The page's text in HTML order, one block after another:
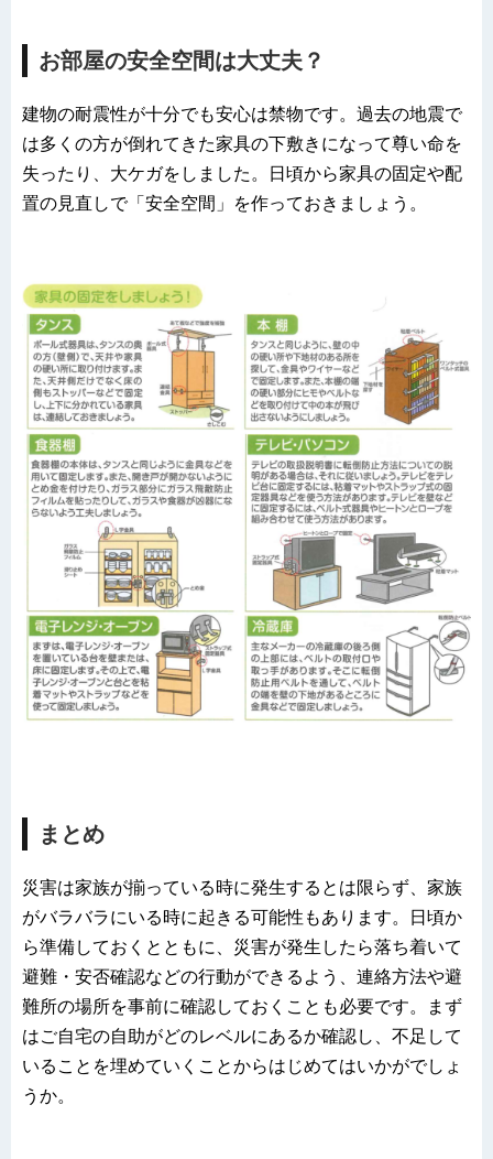
お部屋の安全空間は大丈夫？
建物の耐震性が十分でも安心は禁物です。過去の地震で
は多くの方が倒れてきた家具の下敷きになって尊い命を
失ったり、大ケガをしました。日頃から家具の固定や配
置の見直しで「安全空間」を作っておきましょう。
まとめ
災害は家族が揃っている時に発生するとは限らず、家族
がバラバラにいる時に起きる可能性もあります。日頃か
ら準備しておくとともに、災害が発生したら落ち着いて
避難・安否確認などの行動ができるよう、連絡方法や避
難所の場所を事前に確認しておくことも必要です。まず
はご自宅の自助がどのレベルにあるか確認し、不足して
いることを埋めていくことからはじめてはいかがでしょ
うか。